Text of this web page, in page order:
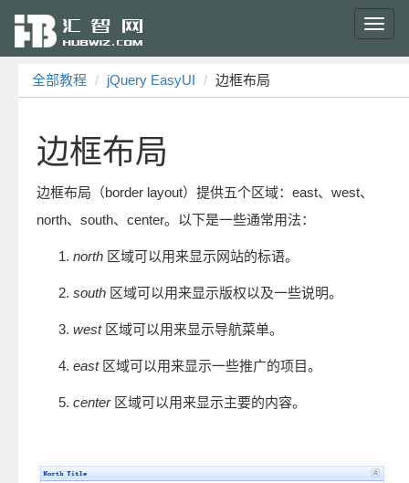
全部教程 jQuery EasyUI 边框布局
边框布局
边框布局（border layout）提供五个区域：east、west、
north、south、center。以下是一些通常用法：
north 区域可以用来显示网站的标语。
south 区域可以用来显示版权以及一些说明。
west区域可以用来显示导航菜单。
east区域可以用来显示一些推广的项目。
center区域可以用来显示主要的内容。